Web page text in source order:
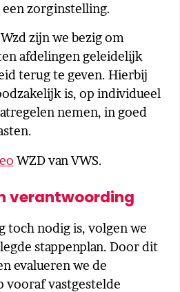
zorginstelling.
zijn we bezig om
afdelingen geleidelijk
terug te geven. Hierbij
is, op individueel
nemen, in goed
WZD van VWS.
verantwoording
toch nodig is, volgen we
stappenplan. Door dit
evalueren we de
vastgestelde